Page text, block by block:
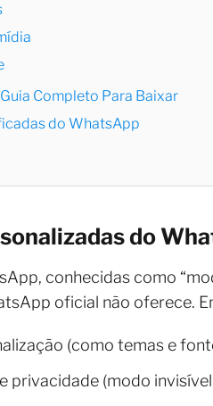
Completo Para Baixar
do WhatsApp
do
conhecidas como
oficial não oferece.
(como temas e
privacidade (modo